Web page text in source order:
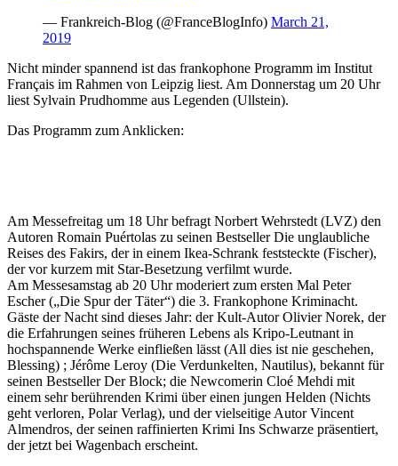
— Frankreich-Blog (@FranceBlogInfo) March 21,
2019
Nicht minder spannend ist das frankophone Programm im Institut
Français im Rahmen von Leipzig liest. Am Donnerstag um 20 Uhr
liest Sylvain Prudhomme aus Legenden (Ullstein).
Das Programm zum Anklicken:
Am Messefreitag um 18 Uhr befragt Norbert Wehrstedt (LVZ) den
Autoren Romain Puértolas zu seinen Bestseller Die unglaubliche
Reises des Fakirs, der in einem Ikea-Schrank feststeckte (Fischer),
der vor kurzem mit Star-Besetzung verfilmt wurde.
Am Messesamstag ab 20 Uhr moderiert zum ersten Mal Peter
Escher („Die Spur der Täter“) die 3. Frankophone Kriminacht.
Gäste der Nacht sind dieses Jahr: der Kult-Autor Olivier Norek, der
die Erfahrungen seines früheren Lebens als Kripo-Leutnant in
hochspannende Werke einfließen lässt (All dies ist nie geschehen,
Blessing) ; Jérôme Leroy (Die Verdunkelten, Nautilus), bekannt für
seinen Bestseller Der Block; die Newcomerin Cloé Mehdi mit
einem sehr berührenden Krimi über einen jungen Helden (Nichts
geht verloren, Polar Verlag), und der vielseitige Autor Vincent
Almendros, der seinen raffinierten Krimi Ins Schwarze präsentiert,
der jetzt bei Wagenbach erscheint.